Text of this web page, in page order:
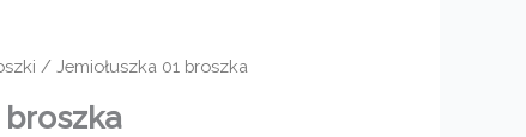
/ Jemiołuszka 01 broszka
broszka